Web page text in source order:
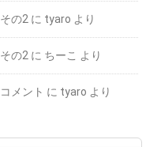
の2 に tyaro より
の2 に ちーこ より
メント に tyaro より